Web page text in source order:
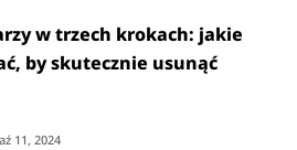
w trzech krokach: jakie
by skutecznie usunąć
11, 2024